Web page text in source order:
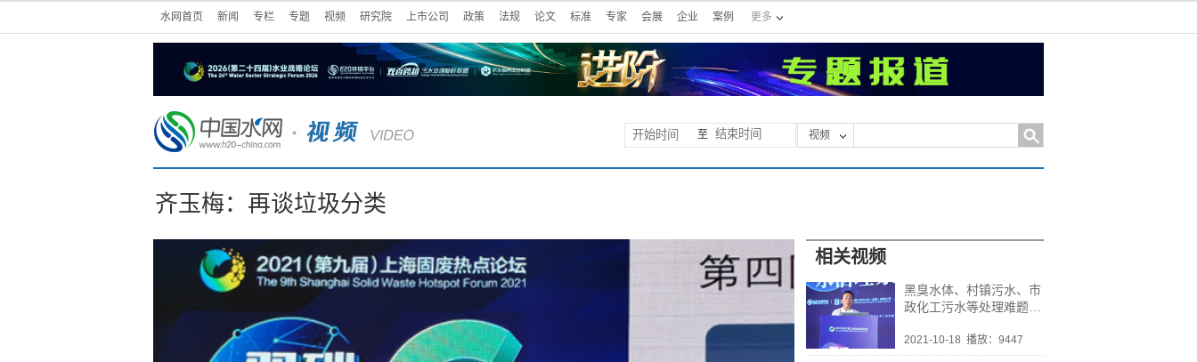
水网首页 新闻 专栏 专题 视频 研究院 上市公司 政策 法规 论文 标准 专家 会展 企业 案例 更多
至 视频
齐玉梅：再谈垃圾分类
相关视频
黑臭水体、村镇污水、市
政化工污水等处理难题，
2021-10-18 播放：9447